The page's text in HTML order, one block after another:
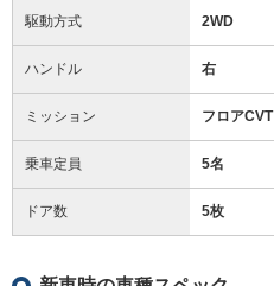
駆動方式 2WD
ハンドル 右
ミッション フロアCVT
乗車定員 5名
ドア数 5枚